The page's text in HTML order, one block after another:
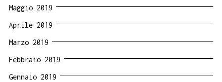
Maggio 2019
Aprile 2019
Marzo 2019
Febbraio 2019
Gennaio 2019